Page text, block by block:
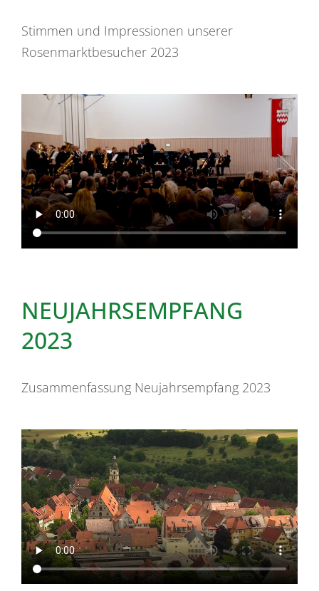
Stimmen und Impressionen unserer
Rosenmarktbesucher 2023
NEUJAHRSEMPFANG
2023
Zusammenfassung Neujahrsempfang 2023